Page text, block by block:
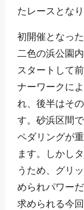
たレースとなり
初開催となっ
二色の浜公園
スタートして
ナーワークに
れ、後半はそ
す。砂浜区間
ペダリングが
ます。しかし
うため、グリ
められパワー
求められる今